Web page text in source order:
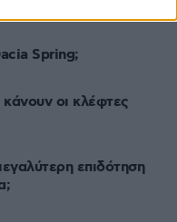
Spring;
οι κλέφτες
επιδότηση